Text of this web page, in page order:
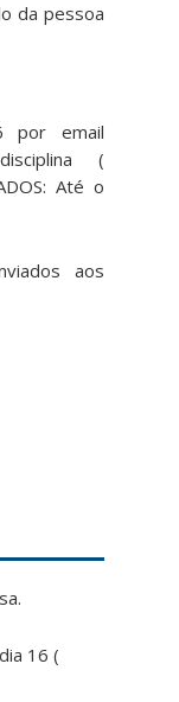
da pessoa
por email
(
Até o
aos
16 (